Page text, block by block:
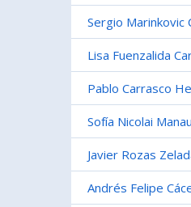
Sergio Marinkovic
Lisa Fuenzalida
Pablo Carrasco
Sofía Nicolai
Javier Rozas
Andrés Felipe